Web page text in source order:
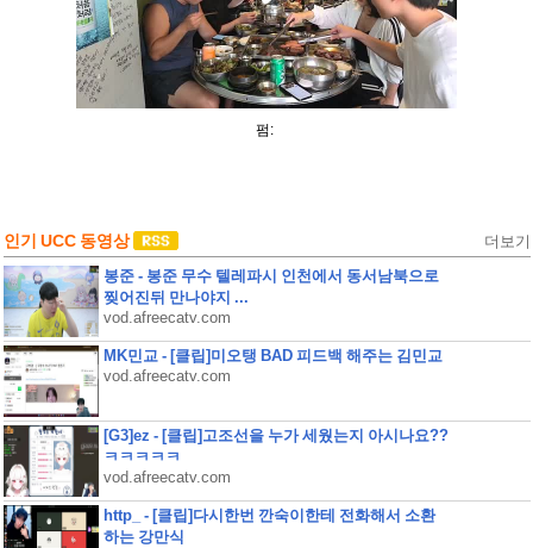
펌:
인기 UCC 동영상 더보기
봉준 - 봉준 무수 텔레파시 인천에서 동서남북으로
찢어진뒤 만나야지 ...
vod.afreecatv.com
MK민교 - [클립]미오탱 BAD 피드백 해주는 김민교
vod.afreecatv.com
[G3]ez - [클립]고조선을 누가 세웠는지 아시나요??
ㅋㅋㅋㅋㅋ
vod.afreecatv.com
http_ - [클립]다시한번 깐숙이한테 전화해서 소환
하는 강만식